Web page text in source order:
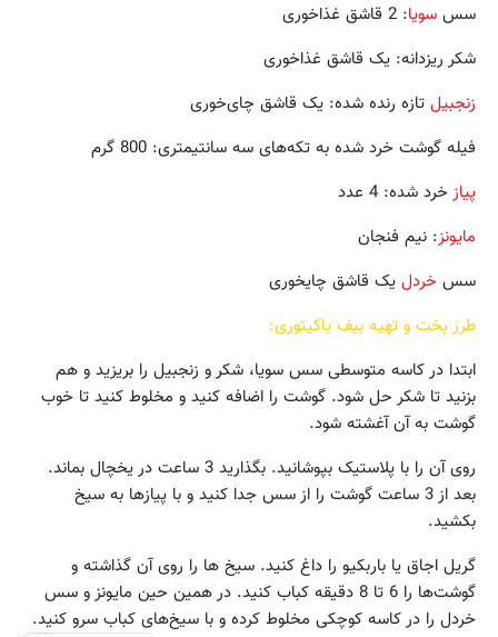
سس سویا: 2 قاشق غذاخوری
شکر ریزدانه: یک قاشق غذاخوری
زنجبیل تازه رنده شده: یک قاشق چای‌خوری
فیله گوشت خرد شده به تکه‌های سه سانتیمتری: 800 گرم
پیازخرد شده: 4 عدد
مایونز: نیم فنجان
سس خردل یک قاشق چایخوری
طرز پخت و تهیه بیف یاکیتوری:
ابتدا در کاسه متوسطی سس سویا، شکر و زنجبیل را بریزید و هم
بزنید تا شکر حل شود. گوشت را اضافه کنید و مخلوط کنید تا خوب
گوشت به آن آغشته شود.
روی آن را با پلاستیک بپوشانید. بگذارید 3 ساعت در یخچال بماند.
بعد از 3 ساعت گوشت را از سس جدا کنید و با پیازها به سیخ
بکشید.
گریل اجاق یا باربکیو را داغ کنید. سیخ ها را روی آن گذاشته و
گوشت‌ها را 6 تا 8 دقیقه کباب کنید. در همین حین مایونز و سس
خردل را در کاسه کوچکی مخلوط کرده و با سیخ‌های کباب سرو کنید.